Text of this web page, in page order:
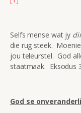
Selfs mense wat jy
die rug steek.
jou teleurstel. God
staatmaak. Eksodus
God se